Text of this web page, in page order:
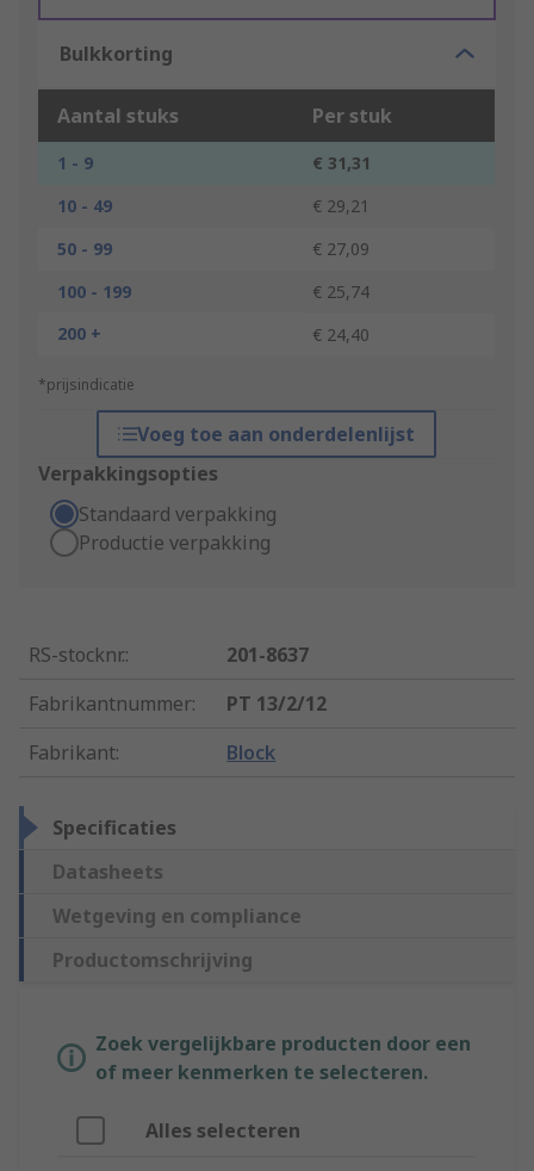
Bulkkorting
Aantal stuks Per stuk
1 - 9
€ 31,31
10 - 49
€ 29,21
50 - 99
€ 27,09
100 - 199
€ 25,74
200 +
€ 24,40
*prijsindicatie
Voeg toe aan onderdelenlijst
Verpakkingsopties
Standaard verpakking
Productie verpakking
RS-stocknr.:
201-8637
Fabrikantnummer:
PT 13/2/12
Fabrikant: Block
Specificaties
Datasheets
Wetgeving en compliance
Productomschrijving
Zoek vergelijkbare producten door een
of meer kenmerken te selecteren.
Alles selecteren